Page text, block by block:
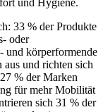
und Hygiene.
33 % der Produkte
oder
und körperformende
und richten sich
% der Marken
für mehr Mobilität
sich 31 % der